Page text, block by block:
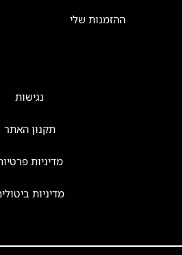
ההזמנות שלי
נגישות
תקנון האתר
מדיניות
מדיניות